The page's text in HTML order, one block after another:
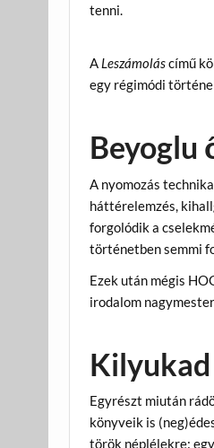
tenni.
A Leszámoláscímű
egy régimódi
Beyoglu
A nyomozás
háttérelemzés,
forgolódik a
történetben semmi
Ezek után mégis
irodalom
Kilyukad
Egyrészt miután
könyveik is
török néplélekre: